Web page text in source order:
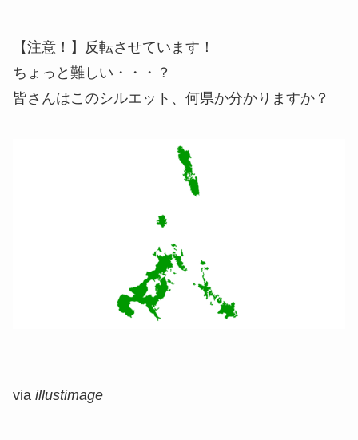
【注意！】反転させています！
ちょっと難しい・・・？
皆さんはこのシルエット、何県か分かりますか？
via illustimage